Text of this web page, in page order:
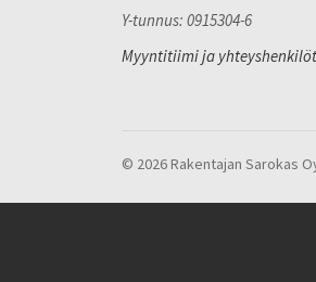
Y-tunnus: 0915304-6
Myyntitiimi ja yhteyshenkilöt
© 2026 Rakentajan Sarokas